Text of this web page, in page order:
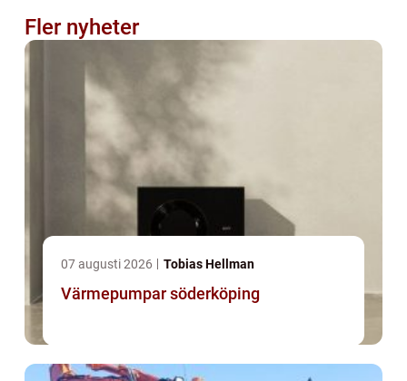
Fler nyheter
07 augusti 2026 Tobias Hellman
Värmepumpar söderköping